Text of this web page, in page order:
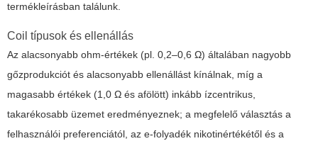
termékleírásban találunk.
Coil típusok és ellenállás
Az alacsonyabb ohm-értékek (pl. 0,2–0,6 Ω) általában nagyobb
gőzprodukciót és alacsonyabb ellenállást kínálnak, míg a
magasabb értékek (1,0 Ω és afölött) inkább ízcentrikus,
takarékosabb üzemet eredményeznek; a megfelelő választás a
felhasználói preferenciától, az e-folyadék nikotinértékétől és a